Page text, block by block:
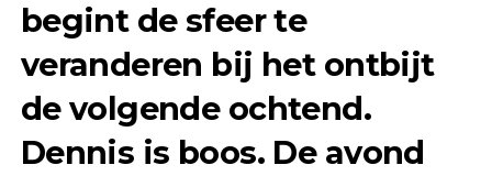
begint de sfeer te
veranderen bij het ontbijt
de volgende ochtend.
Dennis is boos. De avond